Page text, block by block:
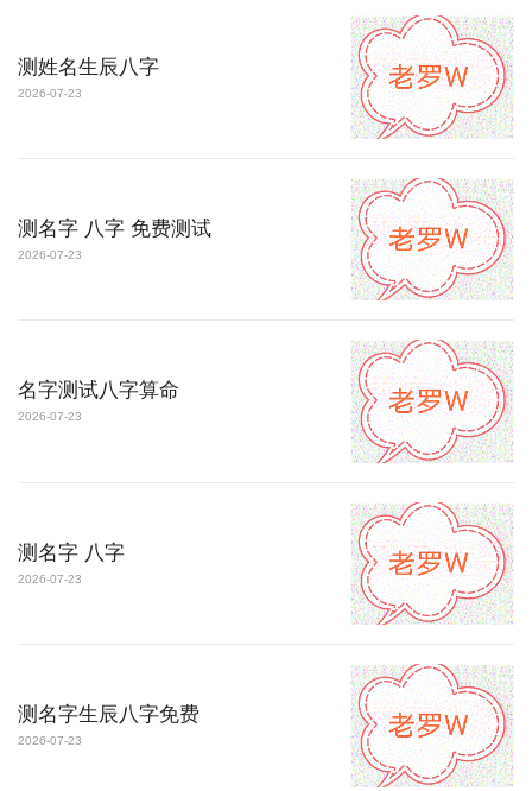
测姓名生辰八字
2026-07-23
测名字 八字 免费测试
2026-07-23
名字测试八字算命
2026-07-23
测名字 八字
2026-07-23
测名字生辰八字免费
2026-07-23